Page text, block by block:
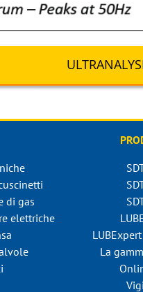
di gas
elettriche
La